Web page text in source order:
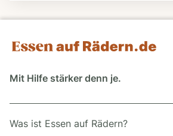
Mit Hilfe stärker denn je.
Was ist Essen auf Rädern?